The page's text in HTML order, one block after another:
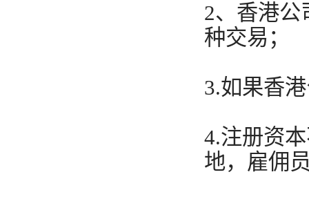
2、香港公
种交易；
3.如果香
4.注册资
地，雇佣